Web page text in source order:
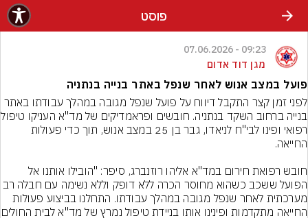
פוסט
09:23 - 07.06.2026
מגן דוד אדום
פועל במצב אנוש לאחר שנפל באתר בנייה בנתניה
בנייה ברחוב השקד
הפועל ששכב כשהוא מחוסר הכרה ללא דופק וללא נשימה עם חבלה רב
מערכתית לאחר שנפל מגובה במהלך עבודתו. התחלנו בביצוע פעולות